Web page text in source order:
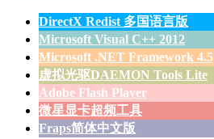
DirectX Redist 多国语言版
Microsoft Visual C++ 2012
Microsoft .NET Framework 4.5
虚拟光驱DAEMON Tools Lite
Adobe Flash Player
微星显卡超频工具
Fraps简体中文版